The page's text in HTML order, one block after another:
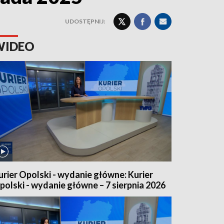
UDOSTĘPNIJ:
Opolski - wydanie główne: Kurier
- wydanie główne – 7 sierpnia 2026